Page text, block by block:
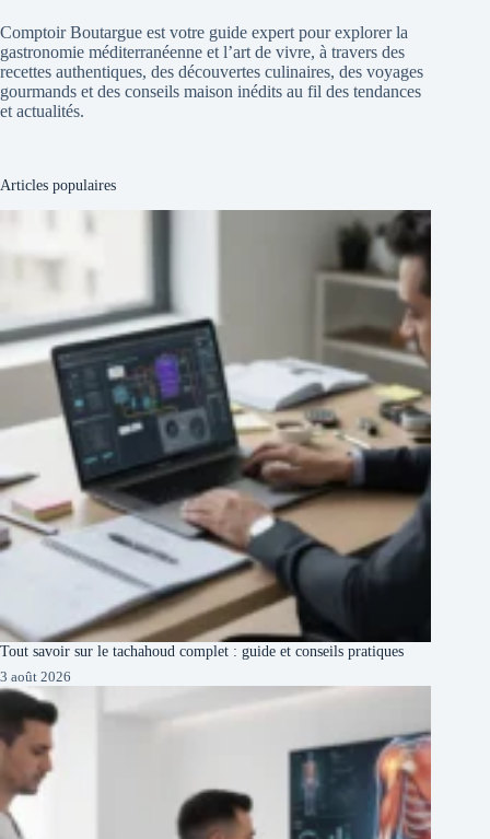
Comptoir Boutargue est votre guide expert pour explorer la
gastronomie méditerranéenne et l’art de vivre, à travers des
recettes authentiques, des découvertes culinaires, des voyages
gourmands et des conseils maison inédits au fil des tendances
et actualités.
Articles populaires
Tout savoir sur le tachahoud complet : guide et conseils pratiques
3 août 2026